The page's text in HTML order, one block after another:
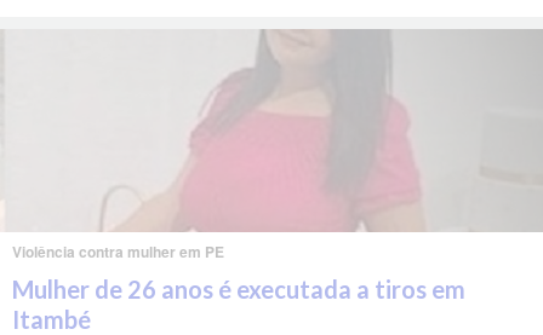
Violência contra mulher em PE
Mulher de 26 anos é executada a tiros em
Itambé